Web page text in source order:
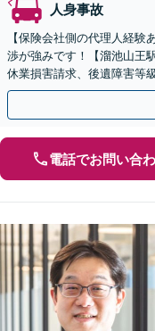
人身事故
【保険会社側の代理人経
渉が強みです！【溜池山王
休業損害請求、後遺障害等
イン面談】遠方の方もご相
電話でお問い合